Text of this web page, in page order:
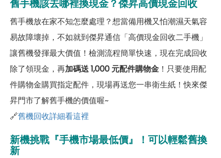
舊手機該去哪裡換現金？傑昇高價現金回收
舊手機放在家不知怎麼處理？想當備用機又怕潮濕天氣容
易故障壞掉，不如就到傑昇通信「高價現金回收二手機」
讓舊機發揮最大價值！檢測流程簡單快速，現在完成回收
除了領現金，再加碼送 1,000 元配件購物金 ！只要使用配
件購物金購買指定配件，現場再送您一串衛生紙！快來傑
昇門市了解舊手機的價值喔~
🔗舊機回收詳細看這裡
新機挑戰『手機市場最低價』！可以輕鬆舊換
新